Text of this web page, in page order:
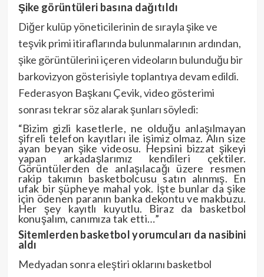
Şike görüntüleri basına dağıtıldı
Diğer kulüp yöneticilerinin de sırayla şike ve
teşvik primi itiraflarında bulunmalarının ardından,
şike görüntülerini içeren videoların bulunduğu bir
barkovizyon gösterisiyle toplantıya devam edildi.
Federasyon Başkanı Çevik, video gösterimi
sonrası tekrar söz alarak şunları söyledi:
“Bizim gizli kasetlerle, ne olduğu anlaşılmayan
şifreli telefon kayıtları ile işimiz olmaz. Alın size
ayan beyan şike videosu. Hepsini bizzat şikeyi
yapan arkadaşlarımız kendileri çektiler.
Görüntülerden de anlaşılacağı üzere resmen
rakip takımın basketbolcusu satın alınmış. En
ufak bir şüpheye mahal yok. İşte bunlar da şike
için ödenen paranın banka dekontu ve makbuzu.
Her şey kayıtlı kuyutlu. Biraz da basketbol
konuşalım, canımıza tak etti…”
Sitemlerden basketbol yorumcuları da nasibini
aldı
Medyadan sonra eleştiri oklarını basketbol